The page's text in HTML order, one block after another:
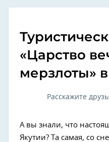
«Царство
мерзлоты»
Расскажите
А вы знали, что
Якутии? Та самая, со